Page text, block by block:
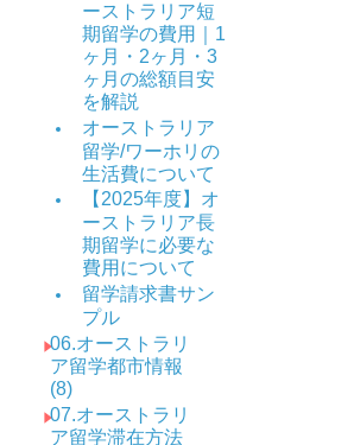
ーストラリア短
期留学の費用｜1
ヶ月・2ヶ月・3
ヶ月の総額目安
を解説
オーストラリア
留学/ワーホリの
生活費について
【2025年度】オ
ーストラリア長
期留学に必要な
費用について
留学請求書サン
プル
06.オーストラリ
ア留学都市情報
(8)
07.オーストラリ
ア留学滞在方法